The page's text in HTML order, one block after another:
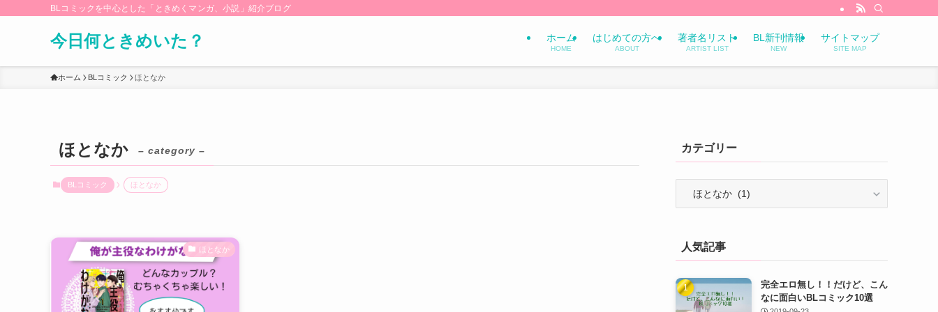
BLコミックを中心とした「ときめくマンガ、小説」紹介ブログ
今日何ときめいた？ ホーム
HOME
はじめての方へ
ABOUT
著者名リスト
ARTIST LIST
BL新刊情報
NEW
サイトマップ
SITE MAP
ホーム BLコミック ほとなか
ほとなか – category –
BLコミック ほとなか
ほとなか
カテゴリー
ー人気記事
完全エロ無し！！だけど、こん
なに面白いBLコミック10選